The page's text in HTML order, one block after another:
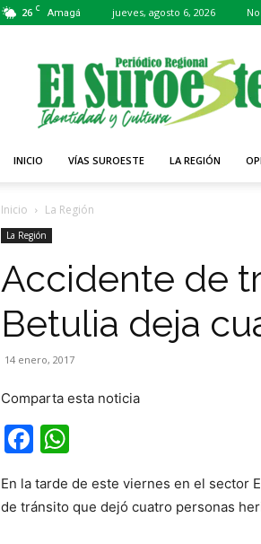
26 C Amagá jueves, agosto 6, 2026
Periódico
El
Suroeste
INICIO VÍAS SUROESTE LA REGIÓN
Inicio La Región
La Región
Accidente de
Betulia deja
14 enero, 2017
Comparta esta noticia
Facebook
En la tarde de este viernes en el sector
de tránsito que dejó cuatro personas